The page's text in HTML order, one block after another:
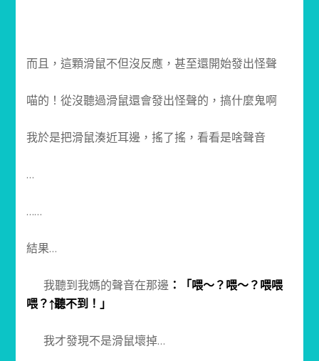
而且，這顆滑鼠不但沒反應，甚至還開始發出怪聲
喵的！從沒聽過滑鼠還會發出怪聲的，搞什麼鬼啊
我於是把滑鼠湊近耳邊，搖了搖，看看是啥聲音
…
……
結果…
我聽到我媽的聲音在那邊 ：「喂～？喂～？喂喂
喂？↑聽不到！」
我才發現不是滑鼠壞掉…